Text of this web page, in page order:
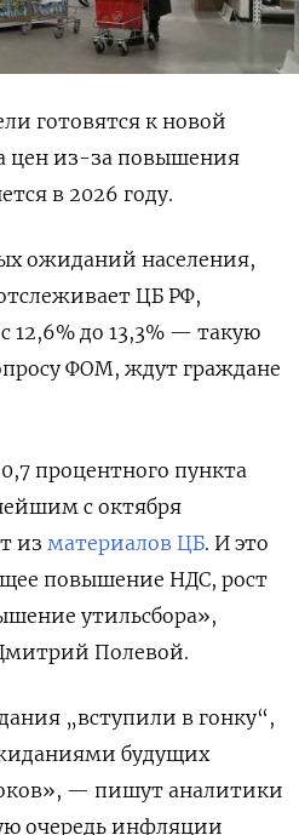
готовятся к новой
цен из-за повышения
в 2026 году.
ожиданий населения,
ЦБ РФ,
12,6% до 13,3% — такую
ФОМ, ждут граждане
процентного пункта
с октября
из материалов ЦБ. И это
повышение НДС, рост
утильсбора»,
Полевой.
„вступили в гонку“,
будущих
— пишут аналитики
очередь инфляции